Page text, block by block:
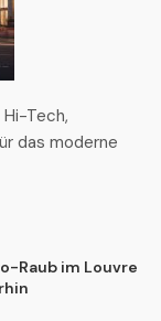
Tech,
das moderne
Raub im Louvre